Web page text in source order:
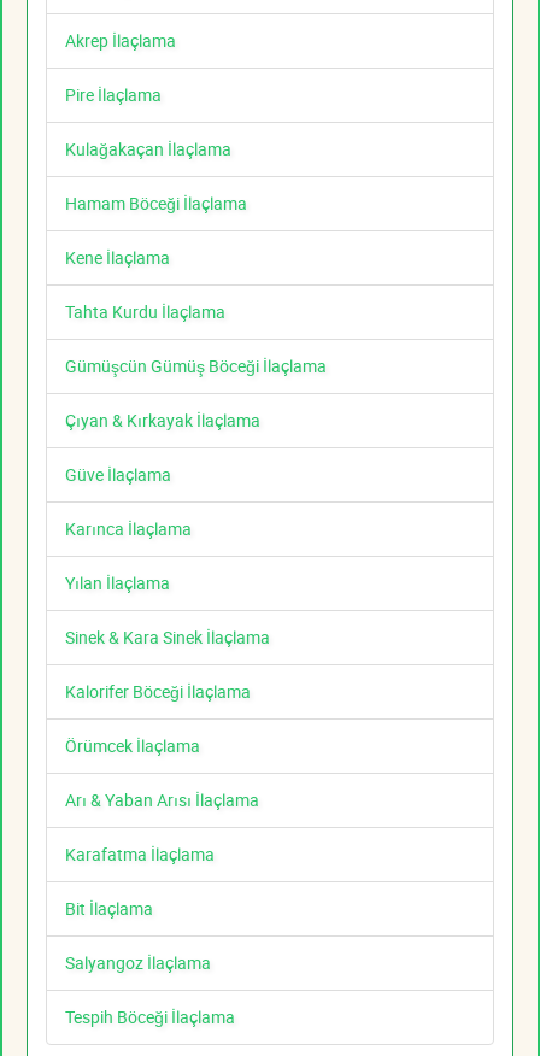
Akrep İlaçlama
Pire İlaçlama
Kulağakaçan İlaçlama
Hamam Böceği İlaçlama
Kene İlaçlama
Tahta Kurdu İlaçlama
Gümüşcün Gümüş Böceği İlaçlama
Çıyan & Kırkayak İlaçlama
Güve İlaçlama
Karınca İlaçlama
Yılan İlaçlama
Sinek & Kara Sinek İlaçlama
Kalorifer Böceği İlaçlama
Örümcek İlaçlama
Arı & Yaban Arısı İlaçlama
Karafatma İlaçlama
Bit İlaçlama
Salyangoz İlaçlama
Tespih Böceği İlaçlama